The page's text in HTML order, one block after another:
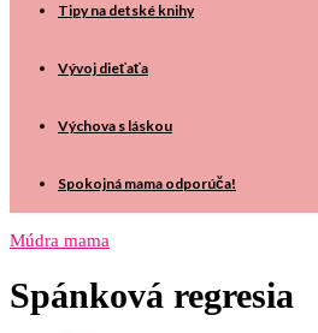
Tipy na detské knihy
Vývoj dieťaťa
Výchova s láskou
Spokojná mama odporúča!
Múdra mama
Spánková regresia